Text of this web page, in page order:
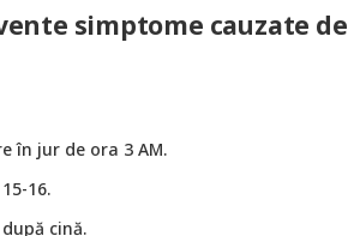
simptome cauzate de
în jur de ora 3 AM.
16.
cină.